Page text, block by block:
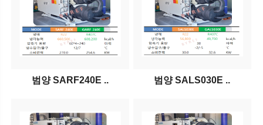
범양 SARF240E .. 범양 SALS030E ..